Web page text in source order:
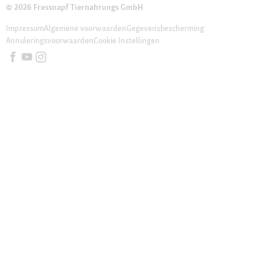
© 2026 Fressnapf Tiernahrungs GmbH
ImpressumAlgemene voorwaardenGegevensbescherming
AnnuleringsvoorwaardenCookie Instellingen